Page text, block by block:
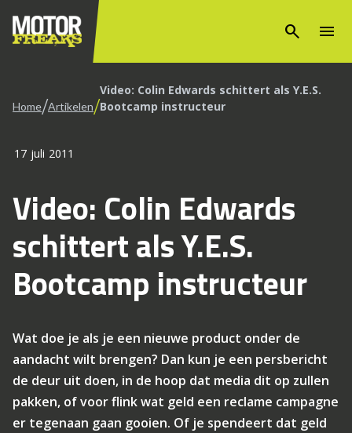
search menu
Home/Artikelen/Video: Colin Edwards schittert als Y.E.S.
Bootcamp instructeur
17 juli 2011
Video: Colin Edwards
schittert als Y.E.S.
Bootcamp instructeur
Wat doe je als je een nieuwe product onder de
aandacht wilt brengen? Dan kun je een persbericht
de deur uit doen, in de hoop dat media dit op zullen
pakken, of voor flink wat geld een reclame campagne
er tegenaan gaan gooien. Of je spendeert dat geld